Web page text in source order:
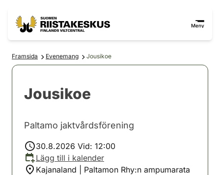
Meny
Framsida Evenemang Jousikoe
Jousikoe
Paltamo jaktvårdsförening
30.8.2026 Vid: 12:00
Lägg till i kalender
Kajanaland | Paltamon Rhy:n ampumarata